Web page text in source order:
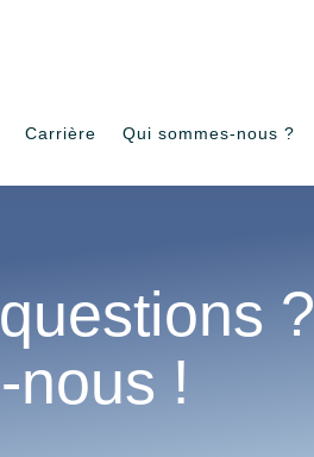
Carrière Qui sommes-nous ?
?
nous !